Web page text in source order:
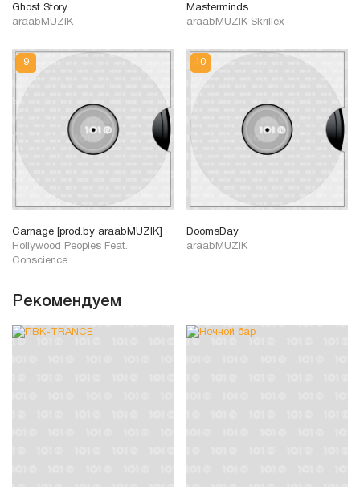
Ghost Story
araabMUZIK
Masterminds
araabMUZIK Skrillex
Carnage [prod.by araabMUZIK]
Hollywood Peoples Feat.
Conscience
DoomsDay
araabMUZIK
Рекомендуем